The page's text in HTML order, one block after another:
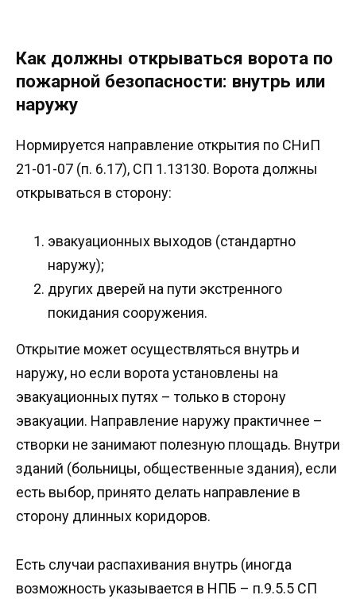
Как должны открываться ворота по
пожарной безопасности: внутрь или
наружу
Нормируется направление открытия по СНиП
21-01-07 (п. 6.17), СП 1.13130. Ворота должны
открываться в сторону:
эвакуационных выходов (стандартно
наружу);
других дверей на пути экстренного
покидания сооружения.
Открытие может осуществляться внутрь и
наружу, но если ворота установлены на
эвакуационных путях – только в сторону
эвакуации. Направление наружу практичнее –
створки не занимают полезную площадь. Внутри
зданий (больницы, общественные здания), если
есть выбор, принято делать направление в
сторону длинных коридоров.
Есть случаи распахивания внутрь (иногда
возможность указывается в НПБ – п.9.5.5 СП